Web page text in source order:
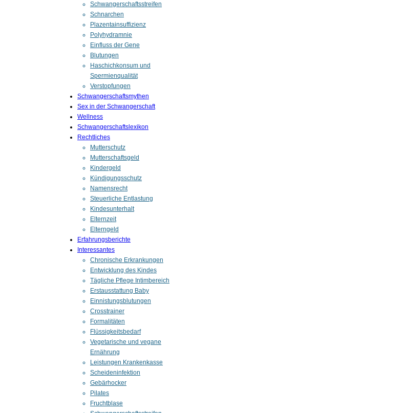
Schwangerschaftsstreifen
Schnarchen
Plazentainsuffizienz
Polyhydramnie
Einfluss der Gene
Blutungen
Haschichkonsum und
Spermienqualität
Verstopfungen
Schwangerschaftsmythen
Sex in der Schwangerschaft
Wellness
Schwangerschaftslexikon
Rechtliches
Mutterschutz
Mutterschaftsgeld
Kindergeld
Kündigungsschutz
Namensrecht
Steuerliche Entlastung
Kindesunterhalt
Elternzeit
Elterngeld
Erfahrungsberichte
Interessantes
Chronische Erkrankungen
Entwicklung des Kindes
Tägliche Pflege Intimbereich
Erstausstattung Baby
Einnistungsblutungen
Crosstrainer
Formalitäten
Flüssigkeitsbedarf
Vegetarische und vegane
Ernährung
Leistungen Krankenkasse
Scheideninfektion
Gebärhocker
Pilates
Fruchtblase